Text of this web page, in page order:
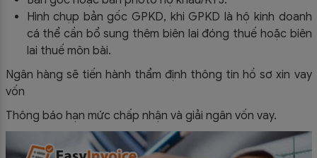
Hình chụp bản gốc GPKD, khi GPKD là hộ kinh doanh
cá thể cần bổ sung thêm biên lai đóng thuế hoặc biên
lai thuế môn bài.
Ngân hàng sẽ tiến hành thẩm định thông tin hồ sơ xin vay
vốn
Thông báo hạn mức chấp nhận và giải ngân vốn vay.